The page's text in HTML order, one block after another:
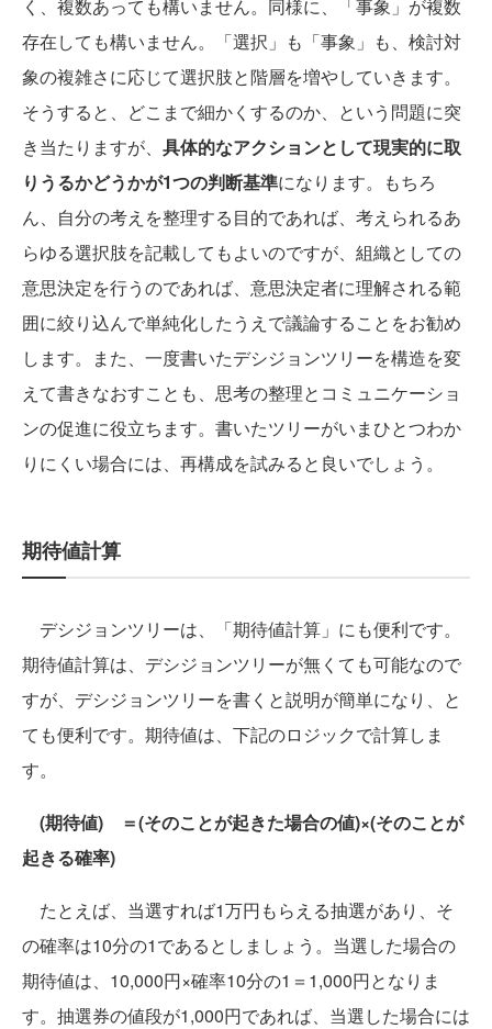
く、複数あっても構いません。同様に、「事象」が複数
存在しても構いません。「選択」も「事象」も、検討対
象の複雑さに応じて選択肢と階層を増やしていきます。
そうすると、どこまで細かくするのか、という問題に突
き当たりますが、 具体的なアクションとして現実的に取
りうるかどうかが1つの判断基準になります。もちろ
ん、自分の考えを整理する目的であれば、考えられるあ
らゆる選択肢を記載してもよいのですが、組織としての
意思決定を行うのであれば、意思決定者に理解される範
囲に絞り込んで単純化したうえで議論することをお勧め
します。また、一度書いたデシジョンツリーを構造を変
えて書きなおすことも、思考の整理とコミュニケーショ
ンの促進に役立ちます。書いたツリーがいまひとつわか
りにくい場合には、再構成を試みると良いでしょう。
期待値計算
デシジョンツリーは、「期待値計算」にも便利です。
期待値計算は、デシジョンツリーが無くても可能なので
すが、デシジョンツリーを書くと説明が簡単になり、と
ても便利です。期待値は、下記のロジックで計算しま
す。
(期待値) ＝(そのことが起きた場合の値)×(そのことが
起きる確率)
たとえば、当選すれば1万円もらえる抽選があり、そ
の確率は10分の1であるとしましょう。当選した場合の
期待値は、10,000円×確率10分の1＝1,000円となりま
す。抽選券の値段が1,000円であれば、当選した場合には